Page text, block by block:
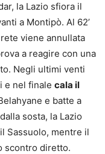
la Lazio sfiora il
a Montipò. Al 62’
viene annullata
a reagire con una
Negli ultimi venti
e nel finale cala il
e batte a
sosta, la Lazio
Sassuolo, mentre il
scontro diretto.